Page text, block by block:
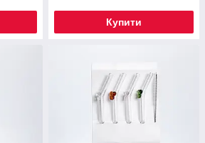
Купити